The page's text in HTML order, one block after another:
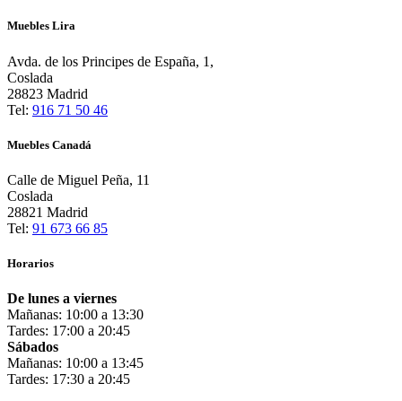
Muebles Lira
Avda. de los Principes de España, 1,
Coslada
28823 Madrid
Tel: 916 71 50 46
Muebles Canadá
Calle de Miguel Peña, 11
Coslada
28821 Madrid
Tel: 91 673 66 85
Horarios
De lunes a viernes
Mañanas: 10:00 a 13:30
Tardes: 17:00 a 20:45
Sábados
Mañanas: 10:00 a 13:45
Tardes: 17:30 a 20:45